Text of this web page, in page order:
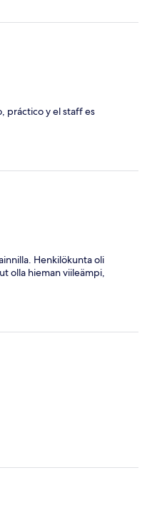
práctico y el staff es
Henkilökunta oli
olla hieman viileämpi,